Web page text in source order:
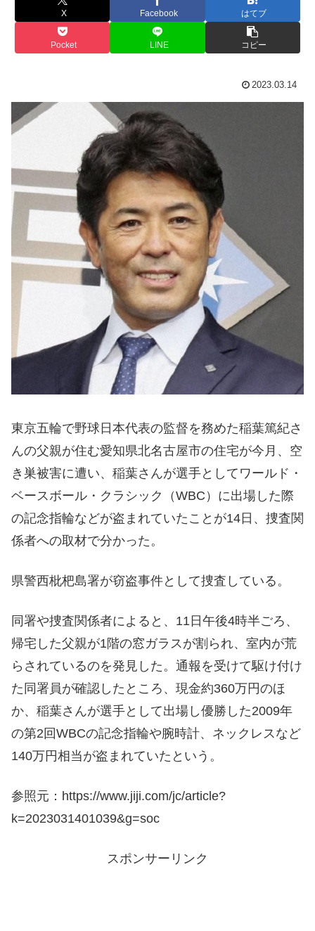
X Facebook はてブ
Pocket LINE コピー
2023.03.14
東京五輪で野球日本代表の監督を務めた稲葉篤紀さ
んの父親が住む愛知県北名古屋市の住宅が今月、空
き巣被害に遭い、稲葉さんが選手としてワールド・
ベースボール・クラシック（WBC）に出場した際
の記念指輪などが盗まれていたことが14日、捜査関
係者への取材で分かった。
県警西枇杷島署が窃盗事件として捜査している。
同署や捜査関係者によると、11日午後4時半ごろ、
帰宅した父親が1階の窓ガラスが割られ、室内が荒
らされているのを発見した。通報を受けて駆け付け
た同署員が確認したところ、現金約360万円のほ
か、稲葉さんが選手として出場し優勝した2009年
の第2回WBCの記念指輪や腕時計、ネックレスなど
140万円相当が盗まれていたという。
参照元：https://www.jiji.com/jc/article?
k=2023031401039&g=soc
スポンサーリンク